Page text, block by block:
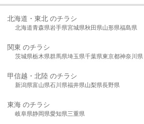
北海道・東北 のチラシ
北海道青森県岩手県宮城県秋田県山形県福島県
関東 のチラシ
茨城県栃木県群馬県埼玉県千葉県東京都神奈川県
甲信越・北陸 のチラシ
新潟県富山県石川県福井県山梨県長野県
東海 のチラシ
岐阜県静岡県愛知県三重県